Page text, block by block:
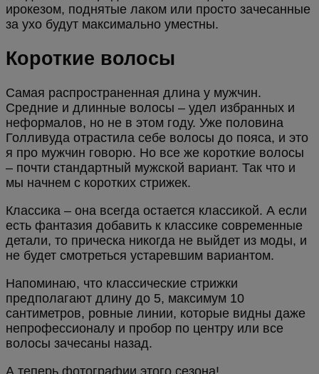
ирокезом, поднятые лаком или просто зачесанные
за ухо будут максимально уместны.
Короткие волосы
Самая распространенная длина у мужчин.
Средние и длинные волосы – удел избранных и
неформалов, но не в этом году. Уже половина
Голливуда отрастила себе волосы до пояса, и это
я про мужчин говорю. Но все же короткие волосы
– почти стандартный мужской вариант. Так что и
мы начнем с коротких стрижек.
Классика – она всегда остается классикой. А если
есть фантазия добавить к классике современные
детали, то прическа никогда не выйдет из моды, и
не будет смотреться устаревшим вариантом.
Напоминаю, что классические стрижки
предполагают длину до 5, максимум 10
сантиметров, ровные линии, которые видны даже
непрофессионалу и пробор по центру или все
волосы зачесаны назад.